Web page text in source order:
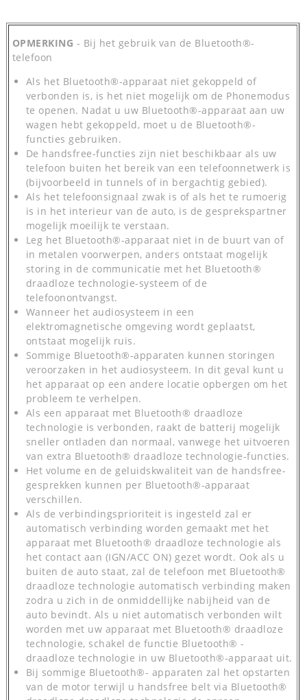
OPMERKING - Bij het gebruik van de Bluetooth®-
telefoon
Als het Bluetooth®-apparaat niet gekoppeld of
verbonden is, is het niet mogelijk om de Phonemodus
te openen. Nadat u uw Bluetooth®-apparaat aan uw
wagen hebt gekoppeld, moet u de Bluetooth®-
functies gebruiken.
De handsfree-functies zijn niet beschikbaar als uw
telefoon buiten het bereik van een telefoonnetwerk is
(bijvoorbeeld in tunnels of in bergachtig gebied).
Als het telefoonsignaal zwak is of als het te rumoerig
is in het interieur van de auto, is de gesprekspartner
mogelijk moeilijk te verstaan.
Leg het Bluetooth®-apparaat niet in de buurt van of
in metalen voorwerpen, anders ontstaat mogelijk
storing in de communicatie met het Bluetooth®
draadloze technologie-systeem of de
telefoonontvangst.
Wanneer het audiosysteem in een
elektromagnetische omgeving wordt geplaatst,
ontstaat mogelijk ruis.
Sommige Bluetooth®-apparaten kunnen storingen
veroorzaken in het audiosysteem. In dit geval kunt u
het apparaat op een andere locatie opbergen om het
probleem te verhelpen.
Als een apparaat met Bluetooth® draadloze
technologie is verbonden, raakt de batterij mogelijk
sneller ontladen dan normaal, vanwege het uitvoeren
van extra Bluetooth® draadloze technologie-functies.
Het volume en de geluidskwaliteit van de handsfree-
gesprekken kunnen per Bluetooth®-apparaat
verschillen.
Als de verbindingsprioriteit is ingesteld zal er
automatisch verbinding worden gemaakt met het
apparaat met Bluetooth® draadloze technologie als
het contact aan (IGN/ACC ON) gezet wordt. Ook als u
buiten de auto staat, zal de telefoon met Bluetooth®
draadloze technologie automatisch verbinding maken
zodra u zich in de onmiddellijke nabijheid van de
auto bevindt. Als u niet automatisch verbonden wilt
worden met uw apparaat met Bluetooth® draadloze
technologie, schakel de functie Bluetooth® -
draadloze technologie in uw Bluetooth®-apparaat uit.
Bij sommige Bluetooth®- apparaten zal het opstarten
van de motor terwijl u handsfree belt via Bluetooth®